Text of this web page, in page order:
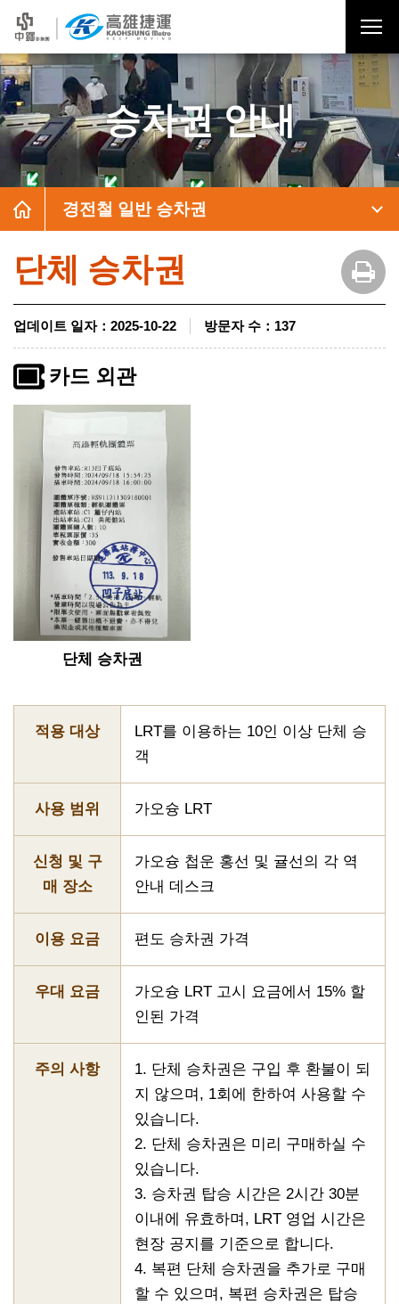
승차권 안내
경전철 일반 승차권
단체 승차권
업데이트 일자： 2025-10-22 방문자 수 ： 137
카드 외관
단체 승차권
적용 대상
LRT를 이용하는 10인 이상 단체 승
객
사용 범위 가오슝 LRT
신청 및 구
매 장소
가오슝 첩운 홍선 및 귤선의 각 역
안내 데스크
이용 요금 편도 승차권 가격
우대 요금
가오슝 LRT 고시 요금에서 15% 할
인된 가격
주의 사항
1. 단체 승차권은 구입 후 환불이 되
지 않으며, 1회에 한하여 사용할 수
있습니다.
2. 단체 승차권은 미리 구매하실 수
있습니다.
3. 승차권 탑승 시간은 2시간 30분
이내에 유효하며, LRT 영업 시간은
현장 공지를 기준으로 합니다.
4. 복편 단체 승차권을 추가로 구매
할 수 있으며, 복편 승차권은 탑승